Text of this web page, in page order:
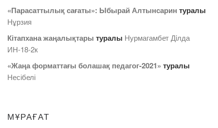
«Парасаттылық сағаты»: Ыбырай Алтынсарин туралы
Нұрзия
Кітапхана жаңалықтары туралы Нурмагамбет Дiлда
ИН-18-2к
«Жаңа форматтағы болашақ педагог-2021» туралы
Несібелі
МҰРАҒАТ